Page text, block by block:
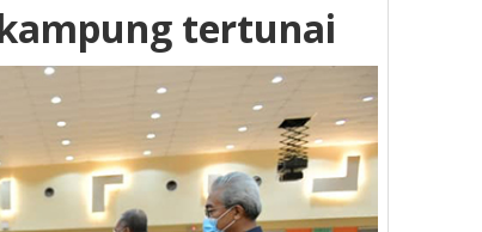
tertunai